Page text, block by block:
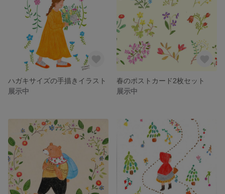
ハガキサイズの手描きイラスト
展示中
春のポストカード2枚セット
展示中